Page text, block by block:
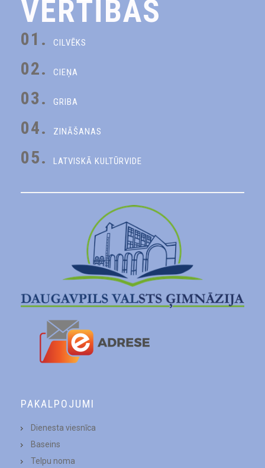
VĒRTĪBAS
01. CILVĒKS
02. CIEŅA
03. GRIBA
04. ZINĀŠANAS
05. LATVISKĀ KULTŪRVIDE
PAKALPOJUMI
Dienesta viesnīca
Baseins
Telpu noma